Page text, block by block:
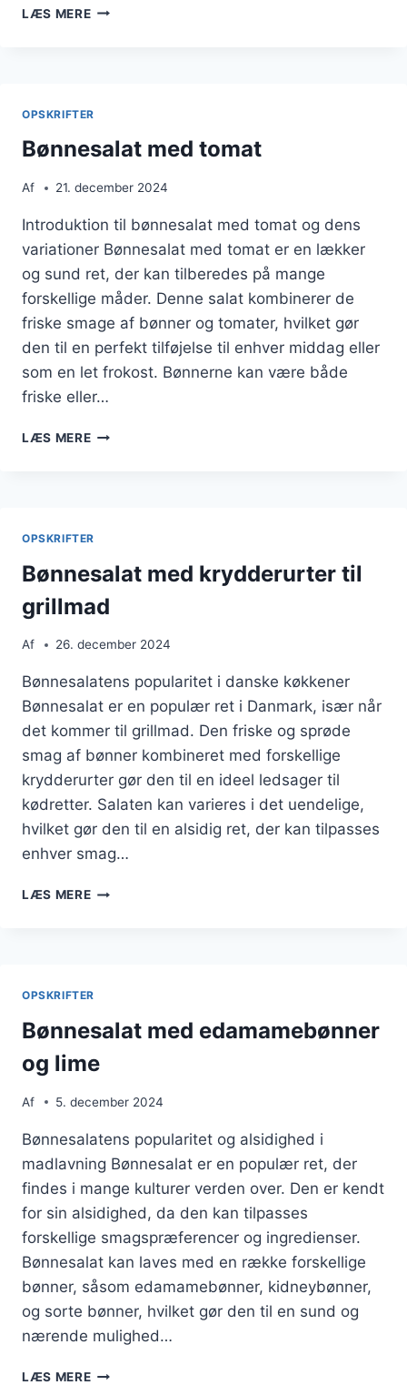
LÆS MEREBØNNESALAT
OPSKRIFTER
Bønnesalat med tomat
Af 21. december 2024
Introduktion til bønnesalat med tomat og dens
variationer Bønnesalat med tomat er en lækker
og sund ret, der kan tilberedes på mange
forskellige måder. Denne salat kombinerer de
friske smage af bønner og tomater, hvilket gør
den til en perfekt tilføjelse til enhver middag eller
som en let frokost. Bønnerne kan være både
friske eller…
LÆS MEREBØNNESALAT
OPSKRIFTER
Bønnesalat med krydderurter til
grillmad
Af 26. december 2024
Bønnesalatens popularitet i danske køkkener
Bønnesalat er en populær ret i Danmark, især når
det kommer til grillmad. Den friske og sprøde
smag af bønner kombineret med forskellige
krydderurter gør den til en ideel ledsager til
kødretter. Salaten kan varieres i det uendelige,
hvilket gør den til en alsidig ret, der kan tilpasses
enhver smag…
LÆS MEREBØNNESALAT
OPSKRIFTER
Bønnesalat med edamamebønner
og lime
Af 5. december 2024
Bønnesalatens popularitet og alsidighed i
madlavning Bønnesalat er en populær ret, der
findes i mange kulturer verden over. Den er kendt
for sin alsidighed, da den kan tilpasses
forskellige smagspræferencer og ingredienser.
Bønnesalat kan laves med en række forskellige
bønner, såsom edamamebønner, kidneybønner,
og sorte bønner, hvilket gør den til en sund og
nærende mulighed…
LÆS MEREBØNNESALAT